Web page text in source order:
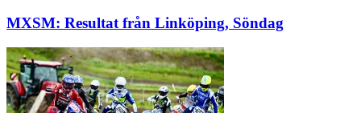
MXSM: Resultat från Linköping, Söndag